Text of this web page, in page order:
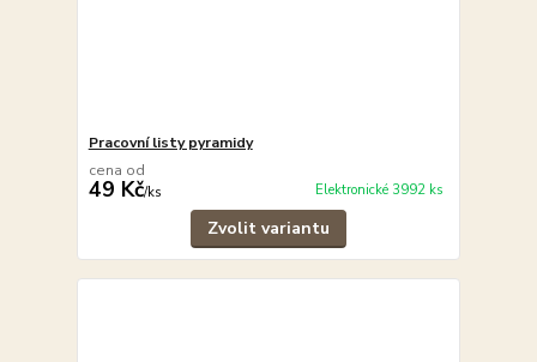
Pracovní listy pyramidy
cena od
49 Kč/ks Elektronické 3992 ks
Zvolit variantu